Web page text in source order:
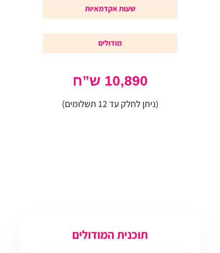
שעות אקדמאיות
מודולים
10,890 ש”ח
(ניתן לחלק עד 12 תשלומים)
תוכנית המודולים